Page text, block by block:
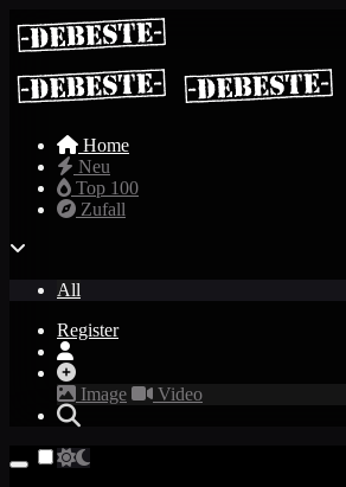
Home
Neu
Top 100
Zufall
All
Register
Image Video